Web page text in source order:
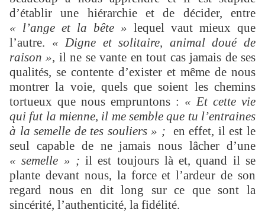
d’établir une hiérarchie et de décider, entre
« l’ange et la bête » lequel vaut mieux que
l’autre. « Digne et solitaire, animal doué de
raison », il ne se vante en tout cas jamais de ses
qualités, se contente d’exister et même de nous
montrer la voie, quels que soient les chemins
tortueux que nous empruntons : « Et cette vie
qui fut la mienne, il me semble que tu l’entraines
à la semelle de tes souliers » ; en effet, il est le
seul capable de ne jamais nous lâcher d’une
« semelle » ; il est toujours là et, quand il se
plante devant nous, la force et l’ardeur de son
regard nous en dit long sur ce que sont la
sincérité, l’authenticité, la fidélité.